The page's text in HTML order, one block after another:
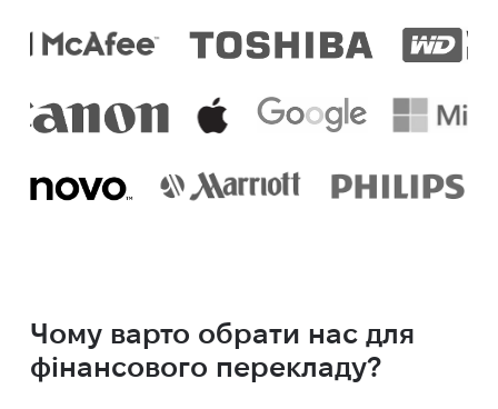
Чому варто обрати нас для
фінансового перекладу?